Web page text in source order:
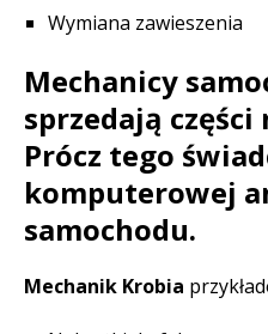
Wymiana zawieszenia
Mechanicy
sprzedają
Prócz tego
komputerowej
samochodu.
Mechanik Krobia